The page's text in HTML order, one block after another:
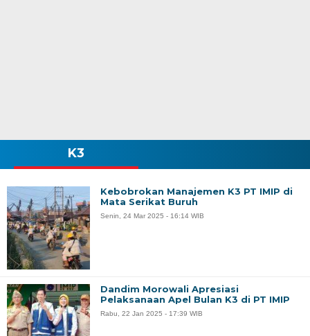
K3
Kebobrokan Manajemen K3 PT IMIP di
Mata Serikat Buruh
Senin, 24 Mar 2025 - 16:14 WIB
Dandim Morowali Apresiasi
Pelaksanaan Apel Bulan K3 di PT IMIP
Rabu, 22 Jan 2025 - 17:39 WIB